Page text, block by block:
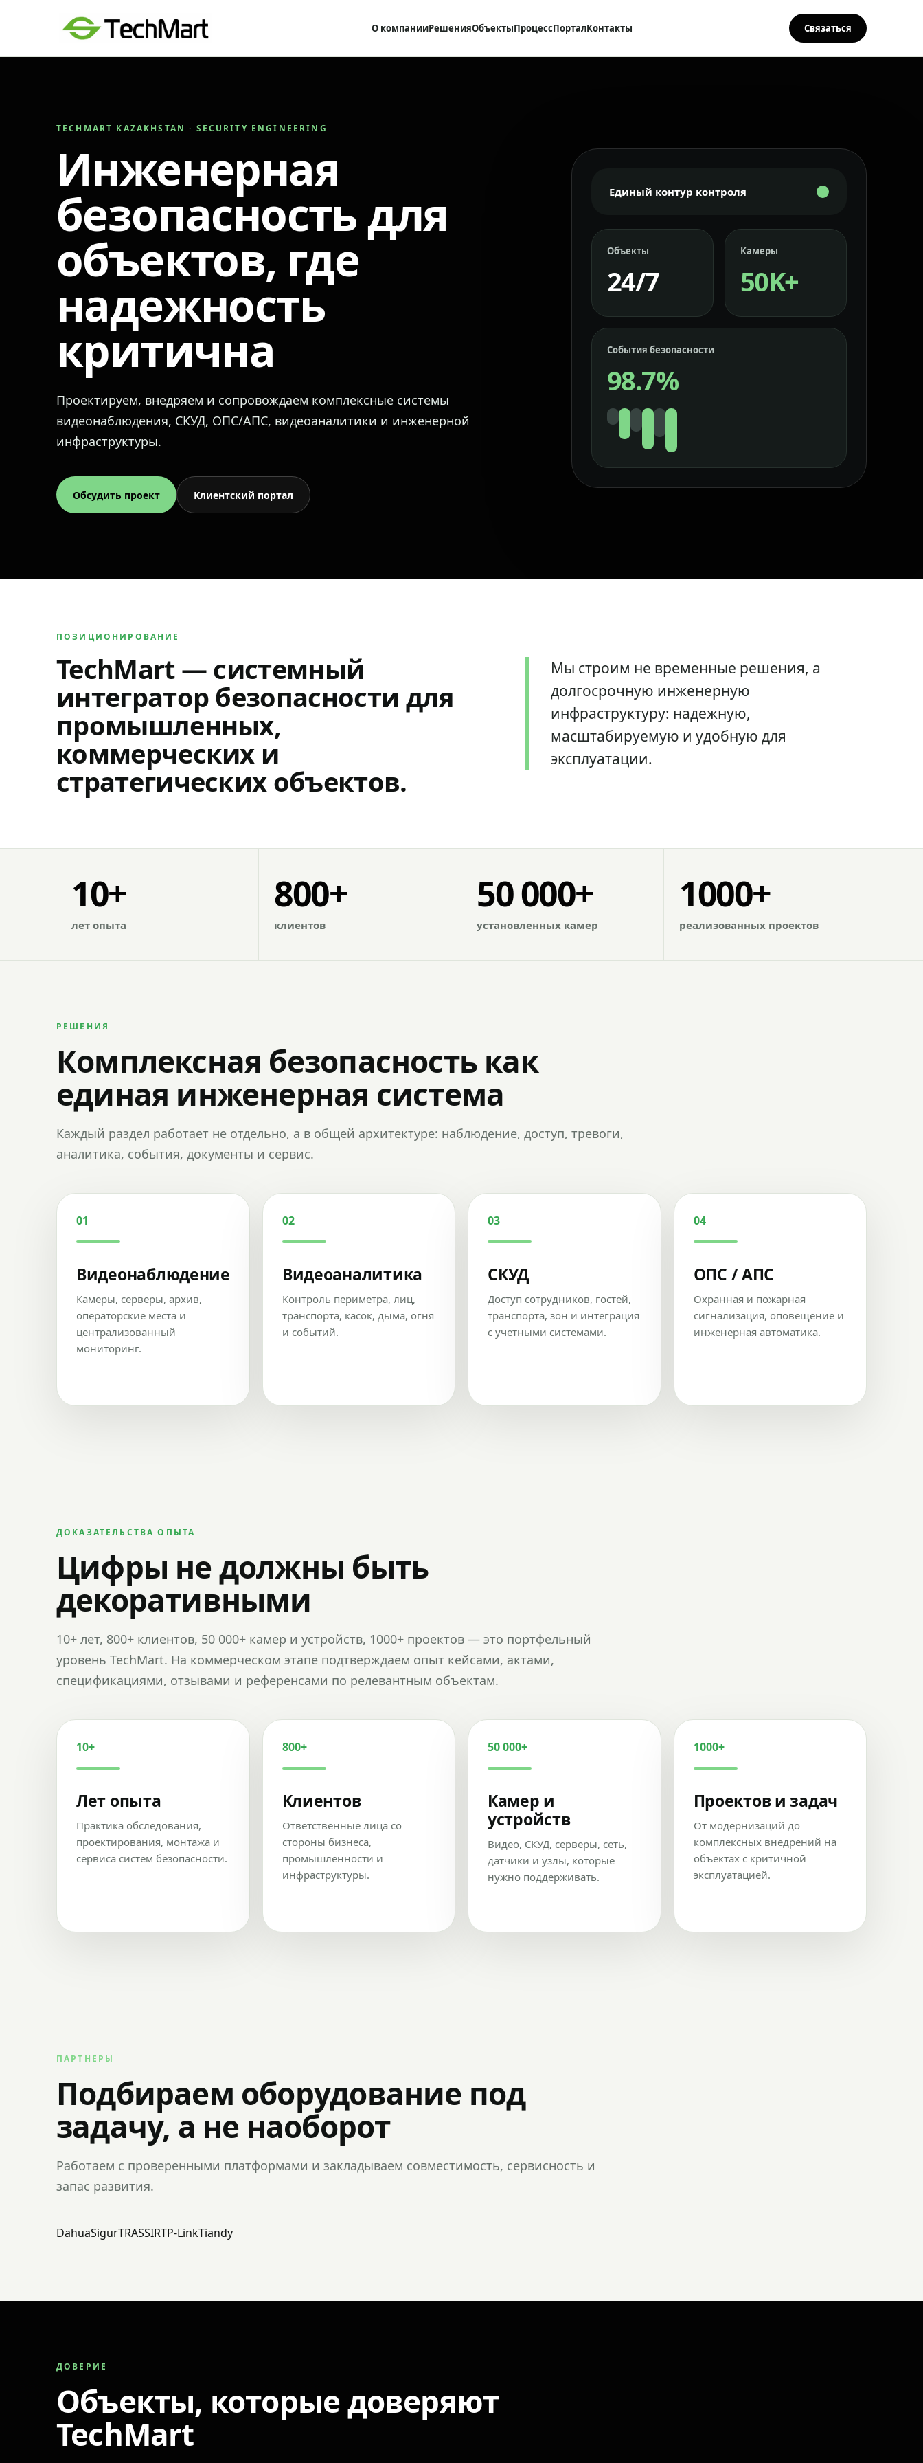
О компанииРешенияОбъектыПроцессПорталКонтакты Связаться
TECHMART KAZAKHSTAN · SECURITY ENGINEERING
Инженерная
безопасность для
объектов, где
надежность
критична
Проектируем, внедряем и сопровождаем комплексные системы
видеонаблюдения, СКУД, ОПС/АПС, видеоаналитики и инженерной
инфраструктуры.
Обсудить проект Клиентский портал
Единый контур контроля
Объекты
24/7
Камеры
50K+
События безопасности
98.7%
ПОЗИЦИОНИРОВАНИЕ
TechMart — системный
интегратор безопасности для
промышленных,
коммерческих и
стратегических объектов.
Мы строим не временные решения, а
долгосрочную инженерную
инфраструктуру: надежную,
масштабируемую и удобную для
эксплуатации.
10+
лет опыта
800+
клиентов
50 000+
установленных камер
1000+
реализованных проектов
РЕШЕНИЯ
Комплексная безопасность как
единая инженерная система
Каждый раздел работает не отдельно, а в общей архитектуре: наблюдение, доступ, тревоги,
аналитика, события, документы и сервис.
01
Видеонаблюдение
Камеры, серверы, архив,
операторские места и
централизованный
мониторинг.
02
Видеоаналитика
Контроль периметра, лиц,
транспорта, касок, дыма, огня
и событий.
03
СКУД
Доступ сотрудников, гостей,
транспорта, зон и интеграция
с учетными системами.
04
ОПС / АПС
Охранная и пожарная
сигнализация, оповещение и
инженерная автоматика.
ДОКАЗАТЕЛЬСТВА ОПЫТА
Цифры не должны быть
декоративными
10+ лет, 800+ клиентов, 50 000+ камер и устройств, 1000+ проектов — это портфельный
уровень TechMart. На коммерческом этапе подтверждаем опыт кейсами, актами,
спецификациями, отзывами и референсами по релевантным объектам.
10+
Лет опыта
Практика обследования,
проектирования, монтажа и
сервиса систем безопасности.
800+
Клиентов
Ответственные лица со
стороны бизнеса,
промышленности и
инфраструктуры.
50 000+
Камер и
устройств
Видео, СКУД, серверы, сеть,
датчики и узлы, которые
нужно поддерживать.
1000+
Проектов и задач
От модернизаций до
комплексных внедрений на
объектах с критичной
эксплуатацией.
ПАРТНЕРЫ
Подбираем оборудование под
задачу, а не наоборот
Работаем с проверенными платформами и закладываем совместимость, сервисность и
запас развития.
DahuaSigurTRASSIRTP-LinkTiandy
ДОВЕРИЕ
Объекты, которые доверяют
TechMart